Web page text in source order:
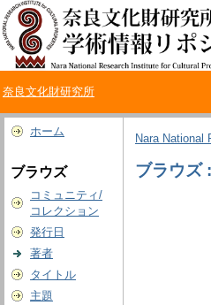
奈良文化財研究所
ホーム
ブラウズ
コミュニティ/
コレクション
発行日
著者
タイトル
主題
Nara National
ブラウズ